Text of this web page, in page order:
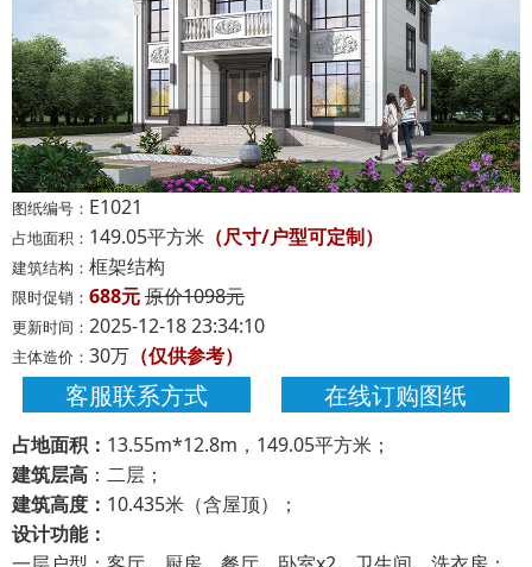
图纸编号： E1021
占地面积： 149.05平方米 （尺寸/户型可定制）
建筑结构： 框架结构
限时促销： 688元原价1098元
更新时间： 2025-12-18 23:34:10
主体造价： 30万 （仅供参考）
客服联系方式 在线订购图纸
占地面积： 13.55m*12.8m，149.05平方米；
建筑层高 ：二层；
建筑高度： 10.435米（含屋顶）；
设计功能：